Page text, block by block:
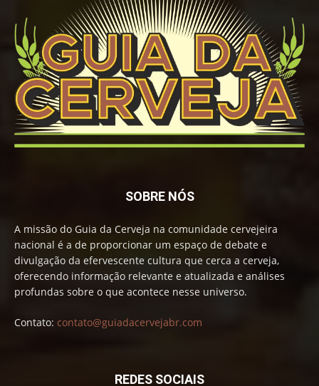
SOBRE NÓS
A missão do Guia da Cerveja na comunidade cervejeira
nacional é a de proporcionar um espaço de debate e
divulgação da efervescente cultura que cerca a cerveja,
oferecendo informação relevante e atualizada e análises
profundas sobre o que acontece nesse universo.
Contato: contato@guiadacervejabr.com
REDES SOCIAIS